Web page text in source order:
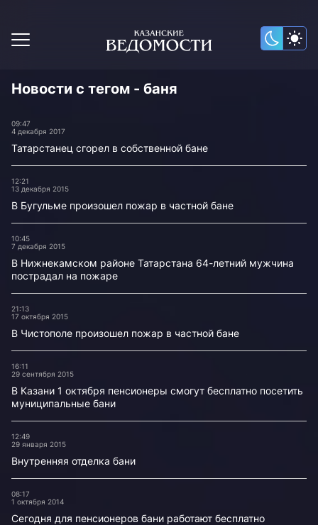
Новости с тегом - баня
09:47
4 декабря 2017
Татарстанец сгорел в собственной бане
12:21
13 декабря 2015
В Бугульме произошел пожар в частной бане
10:45
7 декабря 2015
В Нижнекамском районе Татарстана 64-летний мужчина
пострадал на пожаре
21:13
17 октября 2015
В Чистополе произошел пожар в частной бане
16:11
29 сентября 2015
В Казани 1 октября пенсионеры смогут бесплатно посетить
муниципальные бани
12:49
29 января 2015
Внутренняя отделка бани
08:17
1 октября 2014
Сегодня для пенсионеров бани работают бесплатно